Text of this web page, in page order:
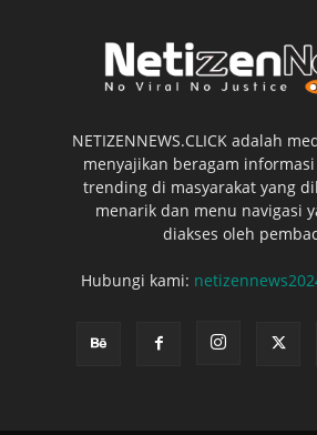
NETIZENNEWS.CLICK adalah
menyajikan beragam
trending di masyarakat yang
menarik dan menu navigasi
diakses oleh
Hubungi kami: